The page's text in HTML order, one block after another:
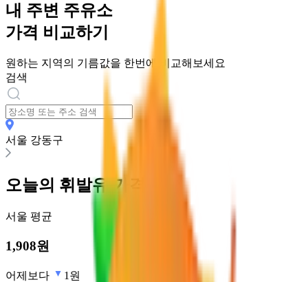
내 주변 주유소
가격 비교하기
원하는 지역의 기름값을 한번에 비교해보세요
검색
서울 강동구
오늘의 휘발유가격
서울 평균
1,908원
어제보다 1원